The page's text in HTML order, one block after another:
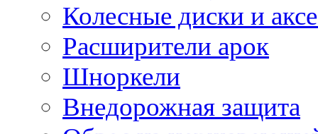
Колесные диски и
Расширители арок
Шноркели
Внедорожная защита